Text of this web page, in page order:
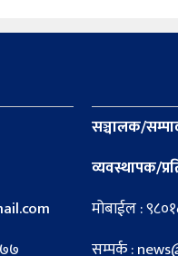
सञ्चालक/
व्यवस्थापक/
मोबाईल :
सम्पर्क :